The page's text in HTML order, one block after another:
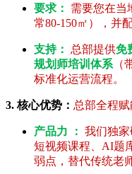
要求：
需要您在当
常80-150㎡），并
支持： 总部提供免
规划师培训体系 （
标准化运营流程。
3. 核心优势： 总部全程赋
产品力 ： 我们独
短视频课程、AI题
弱点，替代传统老